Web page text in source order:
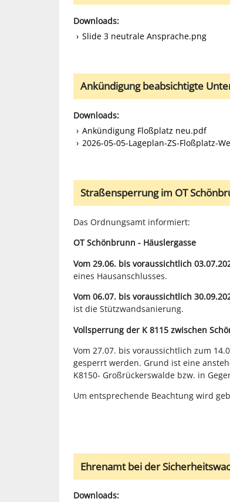
Downloads:
Slide 3 neutrale Ansprache.png
Ankündigung beabsichtigte
Downloads:
Ankündigung Floßplatz neu.pdf
2026-05-05-Lageplan-ZS-Floßplatz-
Straßensperrung im OT
Das Ordnungsamt informiert:
OT Schönbrunn - Häuslergasse
Vom 29.06. bis voraussichtlich
eines Hausanschlusses.
Vom 06.07. bis voraussichtlich
ist die Stützwandsanierung.
Vollsperrung der K 8115 zwischen
Vom 27.07. bis voraussichtlich zum
gesperrt werden. Grund ist eine
K8150- Großrückerswalde bzw. in
Um entsprechende Beachtung wird
Ehrenamt bei der
Downloads: